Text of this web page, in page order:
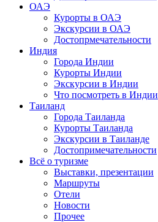
ОАЭ
Курорты в ОАЭ
Экскурсии в ОАЭ
Достопрмечательности
Индия
Города Индии
Курорты Индии
Экскурсии в Индии
Что посмотреть в Индии
Таиланд
Города Таиланда
Курорты Таиланда
Экскурсии в Таиланде
Достопримечательности
Всё о туризме
Выставки, презентации
Маршруты
Отели
Новости
Прочее